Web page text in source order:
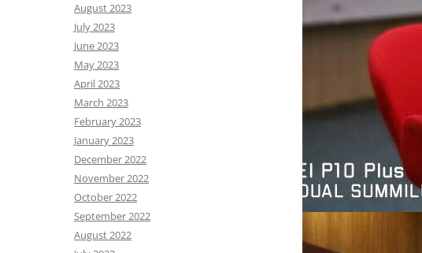
August 2023
July 2023
June 2023
May 2023
April 2023
March 2023
February 2023
January 2023
December 2022
November 2022
October 2022
September 2022
August 2022